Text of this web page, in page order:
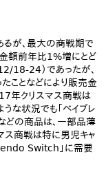
が、最大の商戦期で
額前年比1%増にとど
18-24）であったが、
ことなどにより販売金
年クリスマス商戦は
な状況でも「ベイブレ
などの商品は、一部品薄
ス商戦は特に男児キャ
Switch」に需要